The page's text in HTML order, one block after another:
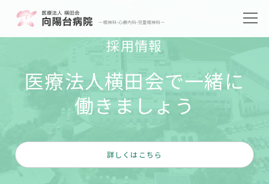
採用情報
医療法人横田会で一緒に
働きましょう
詳しくはこちら